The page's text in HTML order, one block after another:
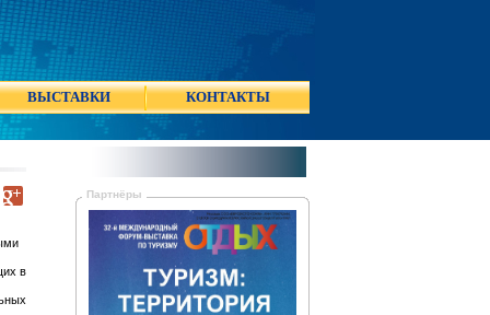
ВЫСТАВКИ КОНТАКТЫ
в
Партнёры